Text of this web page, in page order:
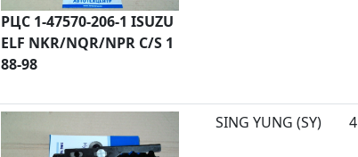
РЦС 1-47570-206-1 ISUZU
ELF NKR/NQR/NPR C/S 1
88-98
SING YUNG (SY) 4